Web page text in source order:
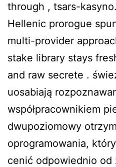
through , tsars-
Hellenic prorogue
multi-provider
stake library stays
and raw secrete .
uosabiają
współpracownikiem
dwupoziomowy
oprogramowania,
cenić odpowiednio od